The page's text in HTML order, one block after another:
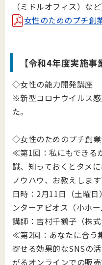
（ミドルオフィス）など
女性のためのプチ創
【令和4年度実施事
◇女性の能力開発講座
※新型コロナウイルス
た。
◇女性のためのプチ創業
≪第1回：私にもできる
識、知っておくとタメ
ノウハウ、お教えしま
日時：2月11日（土曜
ンターアピオス（小ホー
講師：吉村千鶴子（株
≪第2回：あなたに合う
寄せる効果的なSNSの
がるオンラインでの販